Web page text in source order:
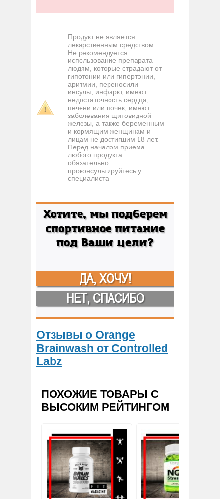
Продукт не является
лекарственным средством.
Не рекомендуется
использование препарата
людям, которые страдают от
гипотонии или гипертонии,
аритмии, переносили
инсульт, инфаркт, имеют
недостаточность сердца,
печени или почек, имеют
заболевания щитовидной
железы, а также беременным
и кормящим женщинам и
лицам не достигшим 18 лет.
Перед началом приема
любого продукта
обязательно
проконсультируйтесь у
специалиста!
Хотите, мы подберем
спортивное питание
под Ваши цели?
ДА, ХОЧУ!
НЕТ, СПАСИБО
Отзывы о Orange
Brainwash от Controlled
Labz
ПОХОЖИЕ ТОВАРЫ С
ВЫСОКИМ РЕЙТИНГОМ